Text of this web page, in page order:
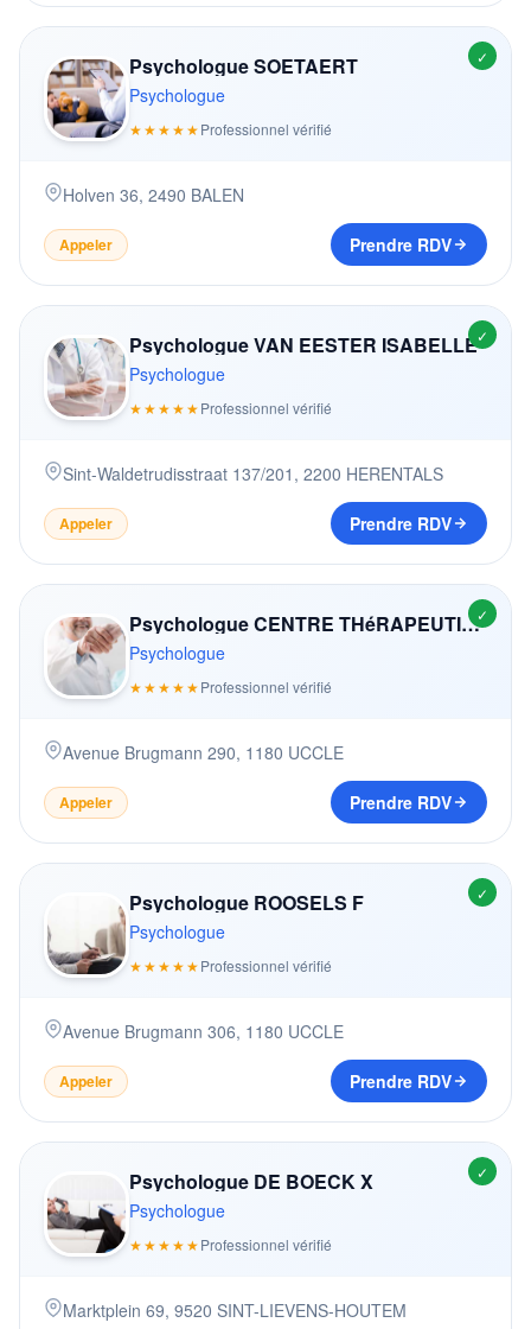
✓
Psychologue SOETAERT
Psychologue
★★★★★Professionnel vérifié
Holven 36, 2490 BALEN
Appeler Prendre RDV
✓
Psychologue VAN EESTER ISABELLE
Psychologue
★★★★★Professionnel vérifié
Sint-Waldetrudisstraat 137/201 , 2200 HERENTALS
Appeler Prendre RDV
✓
Psychologue CENTRE THéRAPEUTIQUE BRUGMANN
Psychologue
★★★★★Professionnel vérifié
Avenue Brugmann 290, 1180 UCCLE
Appeler Prendre RDV
✓
Psychologue ROOSELS F
Psychologue
★★★★★Professionnel vérifié
Avenue Brugmann 306, 1180 UCCLE
Appeler Prendre RDV
✓
Psychologue DE BOECK X
Psychologue
★★★★★Professionnel vérifié
Marktplein 69, 9520 SINT-LIEVENS-HOUTEM